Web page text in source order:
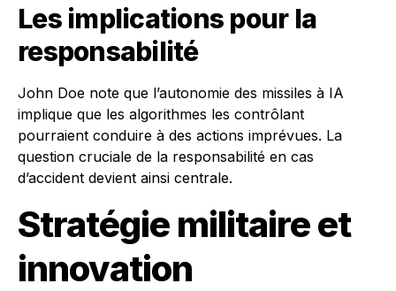
Les implications pour la
responsabilité
John Doe note que l’autonomie des missiles à IA
implique que les algorithmes les contrôlant
pourraient conduire à des actions imprévues. La
question cruciale de la responsabilité en cas
d’accident devient ainsi centrale.
Stratégie militaire et
innovation